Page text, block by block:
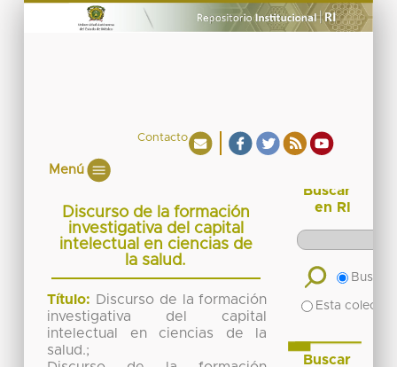
Contacto
Menú
Discurso de la formación
investigativa del capital
intelectual en ciencias de
la salud.
Título: Discurso de la formación
investigativa del capital
intelectual en ciencias de la
salud.;
Buscar
en RI
Buscar
Esta
Buscar